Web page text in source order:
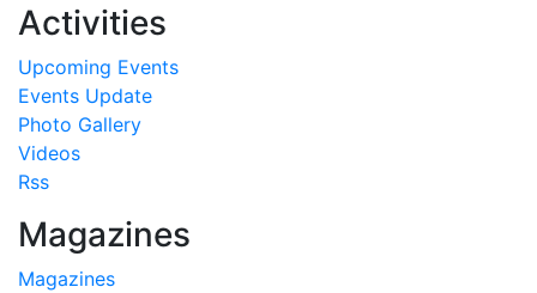
Activities
Upcoming Events
Events Update
Photo Gallery
Videos
Rss
Magazines
Magazines